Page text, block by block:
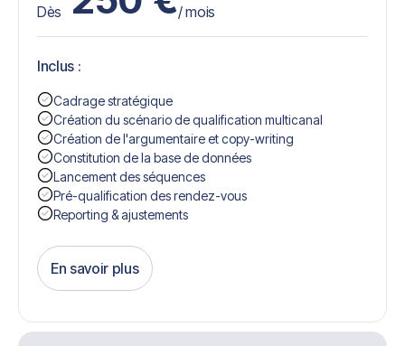
Dès / mois
Inclus :
Cadrage stratégique
Création du scénario de qualification multicanal
Création de l'argumentaire et copy-writing
Constitution de la base de données
Lancement des séquences
Pré-qualification des rendez-vous
Reporting & ajustements
En savoir plus
Get Started